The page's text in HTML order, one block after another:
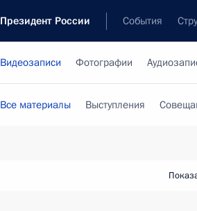
Президент России События
Видеозаписи Фотографии
Все материалы Выступления